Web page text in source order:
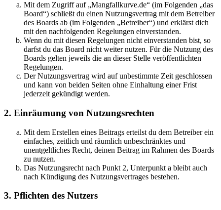
Mit dem Zugriff auf „Mangfallkurve.de“ (im Folgenden „das
Board“) schließt du einen Nutzungsvertrag mit dem Betreiber
des Boards ab (im Folgenden „Betreiber“) und erklärst dich
mit den nachfolgenden Regelungen einverstanden.
Wenn du mit diesen Regelungen nicht einverstanden bist, so
darfst du das Board nicht weiter nutzen. Für die Nutzung des
Boards gelten jeweils die an dieser Stelle veröffentlichten
Regelungen.
Der Nutzungsvertrag wird auf unbestimmte Zeit geschlossen
und kann von beiden Seiten ohne Einhaltung einer Frist
jederzeit gekündigt werden.
2. Einräumung von Nutzungsrechten
Mit dem Erstellen eines Beitrags erteilst du dem Betreiber ein
einfaches, zeitlich und räumlich unbeschränktes und
unentgeltliches Recht, deinen Beitrag im Rahmen des Boards
zu nutzen.
Das Nutzungsrecht nach Punkt 2, Unterpunkt a bleibt auch
nach Kündigung des Nutzungsvertrages bestehen.
3. Pflichten des Nutzers